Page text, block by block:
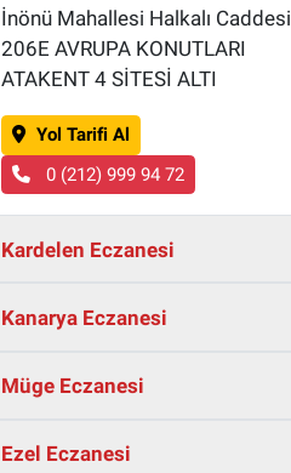
İnönü Mahallesi Halkalı Caddesi
206E AVRUPA KONUTLARI
ATAKENT 4 SİTESİ ALTI
Yol Tarifi Al
0 (212) 999 94 72
Kardelen Eczanesi
Kanarya Eczanesi
Müge Eczanesi
Ezel Eczanesi